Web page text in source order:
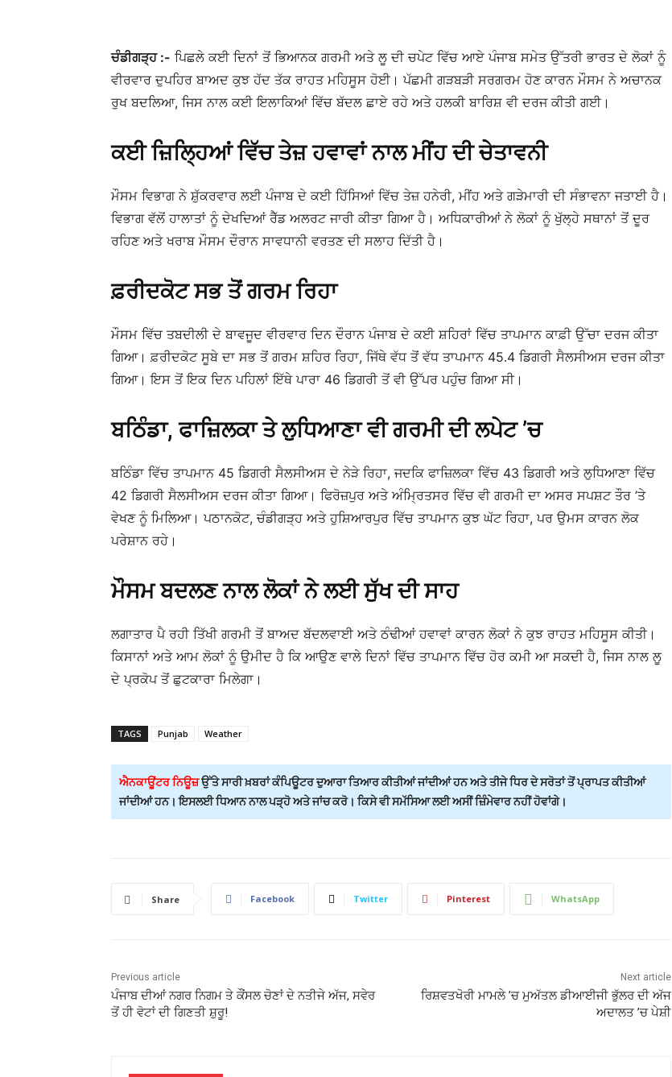
ਚੰਡੀਗੜ੍ਹ :- ਪਿਛਲੇ ਕਈ ਦਿਨਾਂ ਤੋਂ ਭਿਆਨਕ ਗਰਮੀ ਅਤੇ ਲੂ ਦੀ ਚਪੇਟ ਵਿੱਚ ਆਏ ਪੰਜਾਬ ਸਮੇਤ ਉੱਤਰੀ ਭਾਰਤ ਦੇ ਲੋਕਾਂ ਨੂੰ
ਵੀਰਵਾਰ ਦੁਪਹਿਰ ਬਾਅਦ ਕੁਝ ਹੱਦ ਤੱਕ ਰਾਹਤ ਮਹਿਸੂਸ ਹੋਈ। ਪੱਛਮੀ ਗੜਬੜੀ ਸਰਗਰਮ ਹੋਣ ਕਾਰਨ ਮੌਸਮ ਨੇ ਅਚਾਨਕ
ਰੁਖ ਬਦਲਿਆ, ਜਿਸ ਨਾਲ ਕਈ ਇਲਾਕਿਆਂ ਵਿੱਚ ਬੱਦਲ ਛਾਏ ਰਹੇ ਅਤੇ ਹਲਕੀ ਬਾਰਿਸ਼ ਵੀ ਦਰਜ ਕੀਤੀ ਗਈ।
ਕਈ ਜ਼ਿਲ੍ਹਿਆਂ ਵਿੱਚ ਤੇਜ਼ ਹਵਾਵਾਂ ਨਾਲ ਮੀਂਹ ਦੀ ਚੇਤਾਵਨੀ
ਮੌਸਮ ਵਿਭਾਗ ਨੇ ਸ਼ੁੱਕਰਵਾਰ ਲਈ ਪੰਜਾਬ ਦੇ ਕਈ ਹਿੱਸਿਆਂ ਵਿੱਚ ਤੇਜ਼ ਹਨੇਰੀ, ਮੀਂਹ ਅਤੇ ਗੜੇਮਾਰੀ ਦੀ ਸੰਭਾਵਨਾ ਜਤਾਈ ਹੈ।
ਵਿਭਾਗ ਵੱਲੋਂ ਹਾਲਾਤਾਂ ਨੂੰ ਦੇਖਦਿਆਂ ਰੈੱਡ ਅਲਰਟ ਜਾਰੀ ਕੀਤਾ ਗਿਆ ਹੈ। ਅਧਿਕਾਰੀਆਂ ਨੇ ਲੋਕਾਂ ਨੂੰ ਖੁੱਲ੍ਹੇ ਸਥਾਨਾਂ ਤੋਂ ਦੂਰ
ਰਹਿਣ ਅਤੇ ਖਰਾਬ ਮੌਸਮ ਦੌਰਾਨ ਸਾਵਧਾਨੀ ਵਰਤਣ ਦੀ ਸਲਾਹ ਦਿੱਤੀ ਹੈ।
ਫ਼ਰੀਦਕੋਟ ਸਭ ਤੋਂ ਗਰਮ ਰਿਹਾ
ਮੌਸਮ ਵਿੱਚ ਤਬਦੀਲੀ ਦੇ ਬਾਵਜੂਦ ਵੀਰਵਾਰ ਦਿਨ ਦੌਰਾਨ ਪੰਜਾਬ ਦੇ ਕਈ ਸ਼ਹਿਰਾਂ ਵਿੱਚ ਤਾਪਮਾਨ ਕਾਫ਼ੀ ਉੱਚਾ ਦਰਜ ਕੀਤਾ
ਗਿਆ। ਫ਼ਰੀਦਕੋਟ ਸੂਬੇ ਦਾ ਸਭ ਤੋਂ ਗਰਮ ਸ਼ਹਿਰ ਰਿਹਾ, ਜਿੱਥੇ ਵੱਧ ਤੋਂ ਵੱਧ ਤਾਪਮਾਨ 45.4 ਡਿਗਰੀ ਸੈਲਸੀਅਸ ਦਰਜ ਕੀਤਾ
ਗਿਆ। ਇਸ ਤੋਂ ਇਕ ਦਿਨ ਪਹਿਲਾਂ ਇੱਥੇ ਪਾਰਾ 46 ਡਿਗਰੀ ਤੋਂ ਵੀ ਉੱਪਰ ਪਹੁੰਚ ਗਿਆ ਸੀ।
ਬਠਿੰਡਾ, ਫਾਜ਼ਿਲਕਾ ਤੇ ਲੁਧਿਆਣਾ ਵੀ ਗਰਮੀ ਦੀ ਲਪੇਟ ’ਚ
ਬਠਿੰਡਾ ਵਿੱਚ ਤਾਪਮਾਨ 45 ਡਿਗਰੀ ਸੈਲਸੀਅਸ ਦੇ ਨੇੜੇ ਰਿਹਾ, ਜਦਕਿ ਫਾਜ਼ਿਲਕਾ ਵਿੱਚ 43 ਡਿਗਰੀ ਅਤੇ ਲੁਧਿਆਣਾ ਵਿੱਚ
42 ਡਿਗਰੀ ਸੈਲਸੀਅਸ ਦਰਜ ਕੀਤਾ ਗਿਆ। ਫਿਰੋਜ਼ਪੁਰ ਅਤੇ ਅੰਮ੍ਰਿਤਸਰ ਵਿੱਚ ਵੀ ਗਰਮੀ ਦਾ ਅਸਰ ਸਪਸ਼ਟ ਤੌਰ ’ਤੇ
ਵੇਖਣ ਨੂੰ ਮਿਲਿਆ। ਪਠਾਨਕੋਟ, ਚੰਡੀਗੜ੍ਹ ਅਤੇ ਹੁਸ਼ਿਆਰਪੁਰ ਵਿੱਚ ਤਾਪਮਾਨ ਕੁਝ ਘੱਟ ਰਿਹਾ, ਪਰ ਉਮਸ ਕਾਰਨ ਲੋਕ
ਪਰੇਸ਼ਾਨ ਰਹੇ।
ਮੌਸਮ ਬਦਲਣ ਨਾਲ ਲੋਕਾਂ ਨੇ ਲਈ ਸੁੱਖ ਦੀ ਸਾਹ
ਲਗਾਤਾਰ ਪੈ ਰਹੀ ਤਿੱਖੀ ਗਰਮੀ ਤੋਂ ਬਾਅਦ ਬੱਦਲਵਾਈ ਅਤੇ ਠੰਢੀਆਂ ਹਵਾਵਾਂ ਕਾਰਨ ਲੋਕਾਂ ਨੇ ਕੁਝ ਰਾਹਤ ਮਹਿਸੂਸ ਕੀਤੀ।
ਕਿਸਾਨਾਂ ਅਤੇ ਆਮ ਲੋਕਾਂ ਨੂੰ ਉਮੀਦ ਹੈ ਕਿ ਆਉਣ ਵਾਲੇ ਦਿਨਾਂ ਵਿੱਚ ਤਾਪਮਾਨ ਵਿੱਚ ਹੋਰ ਕਮੀ ਆ ਸਕਦੀ ਹੈ, ਜਿਸ ਨਾਲ ਲੂ
ਦੇ ਪ੍ਰਕੋਪ ਤੋਂ ਛੁਟਕਾਰਾ ਮਿਲੇਗਾ।
TAGS Punjab Weather
ਐਨਕਾਊਂਟਰ ਨਿਊਜ਼ਉੱਤੇ ਸਾਰੀ ਖ਼ਬਰਾਂ ਕੰਪਿਊਟਰ ਦੁਆਰਾ ਤਿਆਰ ਕੀਤੀਆਂ ਜਾਂਦੀਆਂ ਹਨ ਅਤੇ ਤੀਜੇ ਧਿਰ ਦੇ ਸਰੋਤਾਂ ਤੋਂ ਪ੍ਰਾਪਤ ਕੀਤੀਆਂ
ਜਾਂਦੀਆਂ ਹਨ। ਇਸਲਈ ਧਿਆਨ ਨਾਲ ਪੜ੍ਹੋ ਅਤੇ ਜਾਂਚ ਕਰੋ। ਕਿਸੇ ਵੀ ਸਮੱਸਿਆ ਲਈ ਅਸੀਂ ਜ਼ਿੰਮੇਵਾਰ ਨਹੀਂ ਹੋਵਾਂਗੇ।
Share Facebook Twitter Pinterest WhatsApp
Previous article
ਪੰਜਾਬ ਦੀਆਂ ਨਗਰ ਨਿਗਮ ਤੇ ਕੌਂਸਲ ਚੋਣਾਂ ਦੇ ਨਤੀਜੇ ਅੱਜ, ਸਵੇਰ
ਤੋਂ ਹੀ ਵੋਟਾਂ ਦੀ ਗਿਣਤੀ ਸ਼ੁਰੂ!
Next article
ਰਿਸ਼ਵਤਖੋਰੀ ਮਾਮਲੇ ’ਚ ਮੁਅੱਤਲ ਡੀਆਈਜੀ ਭੁੱਲਰ ਦੀ ਅੱਜ
ਅਦਾਲਤ ’ਚ ਪੇਸ਼ੀ